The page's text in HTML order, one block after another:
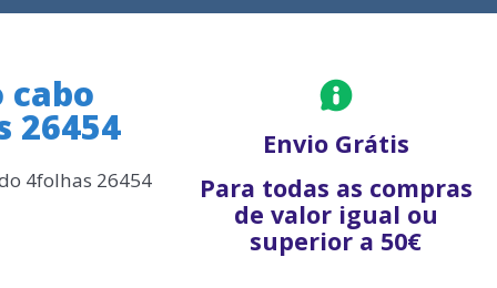
cabo
26454
4folhas 26454
Envio Grátis
Para todas as compras
de valor igual ou
superior a 50€